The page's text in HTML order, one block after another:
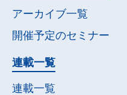
アーカイブ一覧
開催予定のセミナー
連載一覧
連載一覧